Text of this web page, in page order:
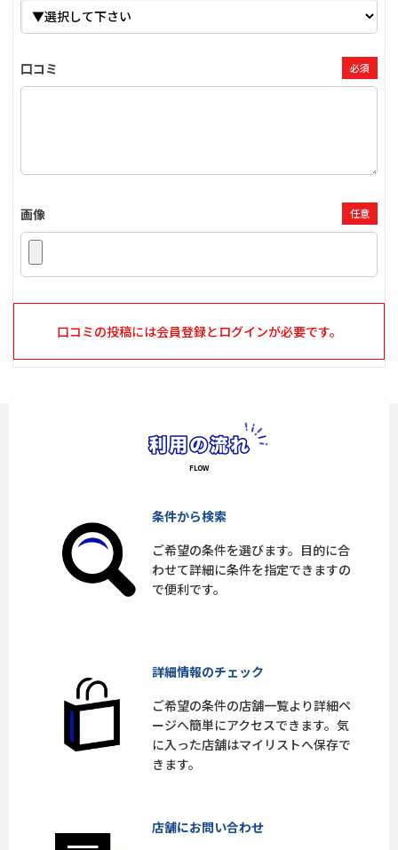
口コミ 必須
画像 任意
口コミの投稿には会員登録とログインが必要です。
条件から検索
ご希望の条件を選びます。目的に合
わせて詳細に条件を指定できますの
で便利です。
詳細情報のチェック
ご希望の条件の店舗一覧より詳細ペ
ージへ簡単にアクセスできます。気
に入った店舗はマイリストへ保存で
きます。
店舗にお問い合わせ